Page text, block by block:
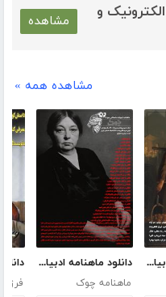
و
مشاهده
مشاهده همه »
دانلود ماهنامه ادبیات داستانی چوک - شماره 146 دانلود ماهنامه ادبیات داستانی چوک - شماره 138
ماهنامه چوک